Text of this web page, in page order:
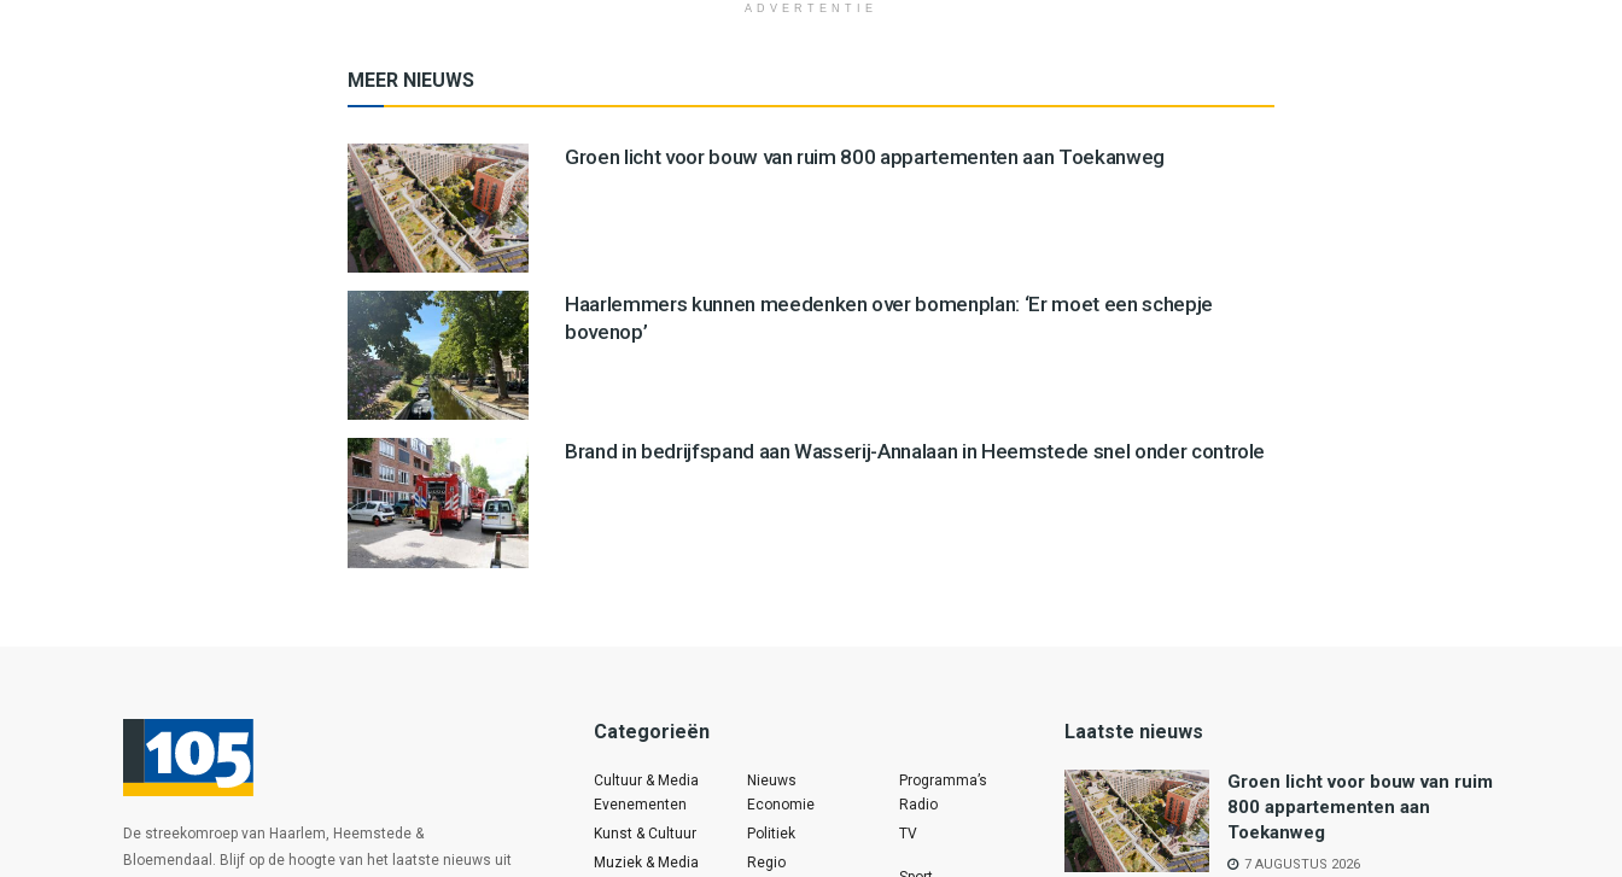
ADVERTENTIE
MEER NIEUWS
Groen licht voor bouw van ruim 800 appartementen aan Toekanweg
Haarlemmers kunnen meedenken over bomenplan: ‘Er moet een schepje
bovenop’
Brand in bedrijfspand aan Wasserij-Annalaan in Heemstede snel onder controle
De streekomroep van Haarlem, Heemstede &
Bloemendaal. Blijf op de hoogte van het laatste nieuws uit
Categorieën
Cultuur & Media
Evenementen
Kunst & Cultuur
Muziek & Media
Nieuws
Economie
Politiek
Regio
Programma’s
Radio
TV
Laatste nieuws
Groen licht voor bouw van ruim
800 appartementen aan
Toekanweg
7 AUGUSTUS 2026